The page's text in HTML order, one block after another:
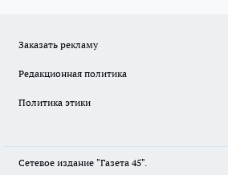
Заказать рекламу
Редакционная политика
Политика этики
Сетевое издание "Газета 45".